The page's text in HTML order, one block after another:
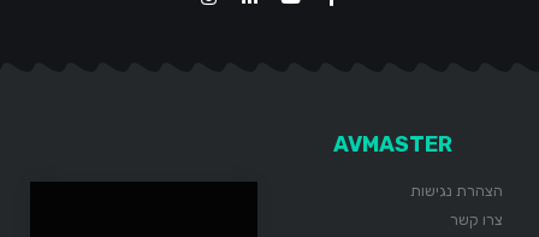
AVMASTER
הצהרת נגישות
צרו קשר